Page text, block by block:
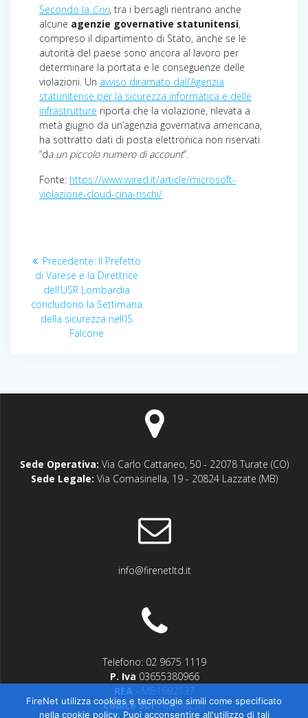
Secondo la Cnn, tra i bersagli rientrano anche
alcune agenzie governative statunitensi,
compreso il dipartimento di Stato, anche se le
autorità del paese sono ancora al lavoro per
determinare la portata e le conseguenze delle
violazioni. Un avviso diramato dall’Agenzia
statunitense per la sicurezza informatica e delle
infrastrutture riporta che la violazione, rilevata a
metà giugno da un’agenzia governativa americana,
ha sottratto dati di posta elettronica non riservati
“da un piccolo numero di account“.
Fonte: https://www.wired.it/article/microsoft-
violazione-cloud-cina-rischi/
Navigazione
articoli
Precedente: Articolo
precedente:
Il Prefetto
di Varese e la Direttrice
dell’USR Lombardia
concludono la Settimana
della sicurezza nell’IS
Falcone
Sede Operativa: Via Carlo Cattaneo, 50 - 22078 Turate (CO)
Sede Legale: Via Comasinella, 19 - 20824 Lazzate (MB)
info@firenetltd.it
Telefono: 02 9675 1119
P. Iva 03655380966
REA - MB1692137
Codice SDI- M5UXCR1
FireNet utilizza cookies e tecnologie simili come specificato
nella cookie policy. Puoi acconsentire all'utilizzo di tali